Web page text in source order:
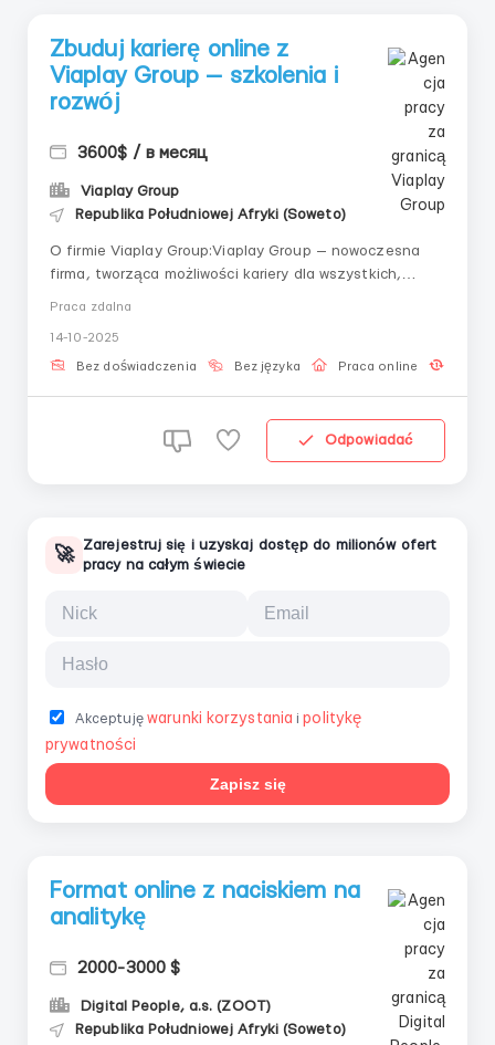
Zbuduj karierę online z
Viaplay Group — szkolenia i
rozwój
3600$ / в месяц
Viaplay Group
Republika Południowej Afryki (Soweto)
O firmie Viaplay Group:Viaplay Group — nowoczesna
firma, tworząca możliwości kariery dla wszystkich,
wyjścia na stabilny dochód.Wymagania:K —
Komunikatywność i umiejętność pracy w zesp...
Praca zdalna
14-10-2025
Bez doświadczenia Bez języka Praca online
Odpowiadać
🚀
Zarejestruj się i uzyskaj dostęp do milionów ofert
pracy na całym świecie
Akceptujęwarunki korzystania i politykę
prywatności
Zapisz się
Format online z naciskiem na
analitykę
2000-3000 $
Digital People, a.s. (ZOOT)
Republika Południowej Afryki (Soweto)